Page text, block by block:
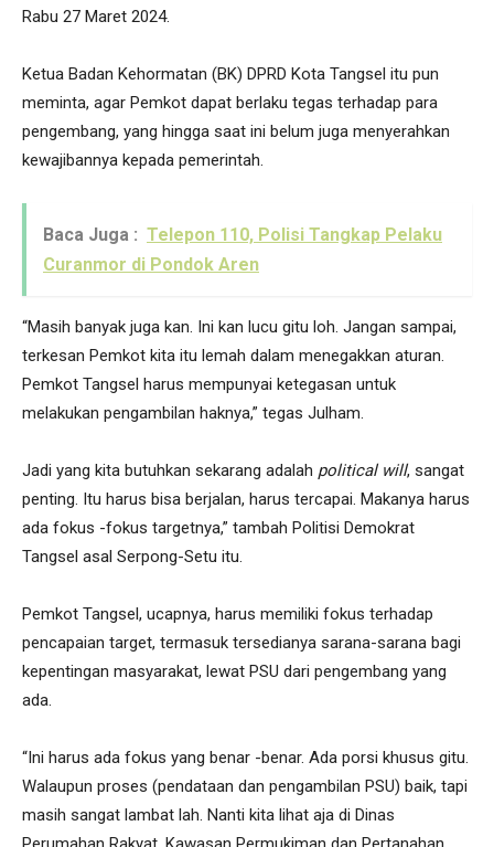
Rabu 27 Maret 2024.
Ketua Badan Kehormatan (BK) DPRD Kota Tangsel itu pun
meminta, agar Pemkot dapat berlaku tegas terhadap para
pengembang, yang hingga saat ini belum juga menyerahkan
kewajibannya kepada pemerintah.
Baca Juga : Telepon 110, Polisi Tangkap Pelaku
Curanmor di Pondok Aren
“Masih banyak juga kan. Ini kan lucu gitu loh. Jangan sampai,
terkesan Pemkot kita itu lemah dalam menegakkan aturan.
Pemkot Tangsel harus mempunyai ketegasan untuk
melakukan pengambilan haknya,” tegas Julham.
Jadi yang kita butuhkan sekarang adalah political will, sangat
penting. Itu harus bisa berjalan, harus tercapai. Makanya harus
ada fokus -fokus targetnya,” tambah Politisi Demokrat
Tangsel asal Serpong-Setu itu.
Pemkot Tangsel, ucapnya, harus memiliki fokus terhadap
pencapaian target, termasuk tersedianya sarana-sarana bagi
kepentingan masyarakat, lewat PSU dari pengembang yang
ada.
“Ini harus ada fokus yang benar -benar. Ada porsi khusus gitu.
Walaupun proses (pendataan dan pengambilan PSU) baik, tapi
masih sangat lambat lah. Nanti kita lihat aja di Dinas